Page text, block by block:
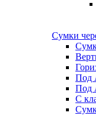
Сумки
Под
Под
С